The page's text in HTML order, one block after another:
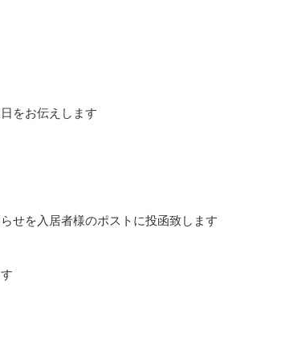
をお伝えします
せを入居者様のポストに投函致します